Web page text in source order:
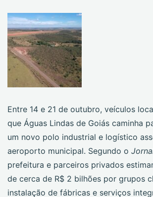
Entre 14 e 21 de outubro, veículos
que Águas Lindas de Goiás caminha
um novo polo industrial e logístico
aeroporto municipal. Segundo o
prefeitura e parceiros privados
de cerca de R$ 2 bilhões por grupos
instalação de fábricas e serviços